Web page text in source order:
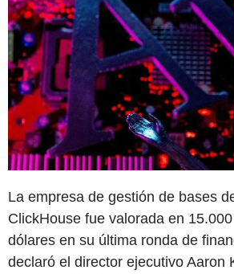
La empresa de gestión de bases
ClickHouse fue valorada en
dólares en su última ronda de
declaró el director ejecutivo Aaron